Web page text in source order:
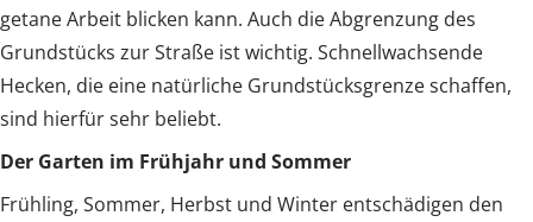
getane Arbeit blicken kann. Auch die Abgrenzung des
Grundstücks zur Straße ist wichtig. Schnellwachsende
Hecken, die eine natürliche Grundstücksgrenze schaffen,
sind hierfür sehr beliebt.
Der Garten im Frühjahr und Sommer
Frühling, Sommer, Herbst und Winter entschädigen den